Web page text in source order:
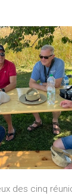
des cinq